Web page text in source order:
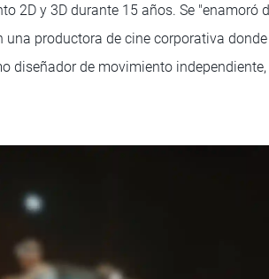
2D y 3D durante 15 años. Se "enamoró
productora de cine corporativa
diseñador de movimiento